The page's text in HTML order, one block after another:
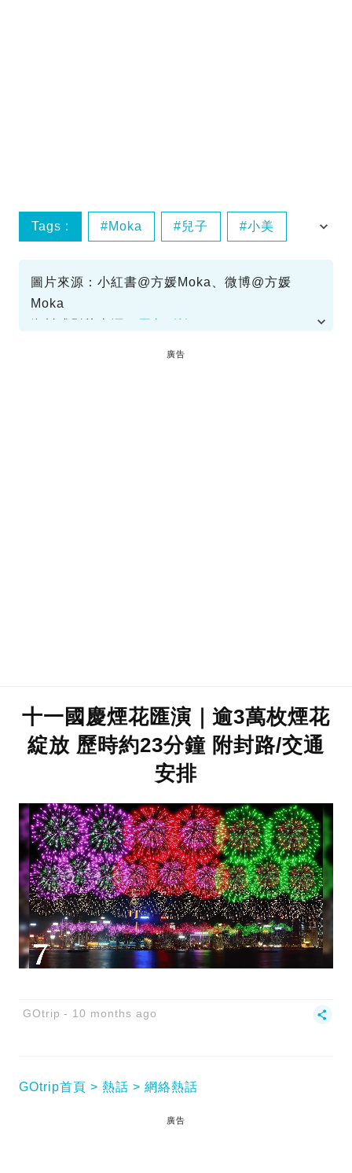
Tags : Moka 兒子 小美
圖片來源：小紅書@方媛Moka、微博@方媛
Moka
廣告
十一國慶煙花匯演｜逾3萬枚煙花
綻放 歷時約23分鐘 附封路/交通
安排
GOtrip 10 months ago
GOtrip首頁 熱話 網絡熱話
廣告